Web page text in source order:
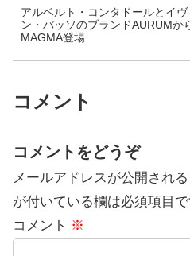
アルベルト・コンタドールとイヴ
ン・バッソのブランドAURUMか
MAGMA登場
コメント
コメントをどうぞ
メールアドレスが公開され
が付いている欄は必須項目
コメント ※